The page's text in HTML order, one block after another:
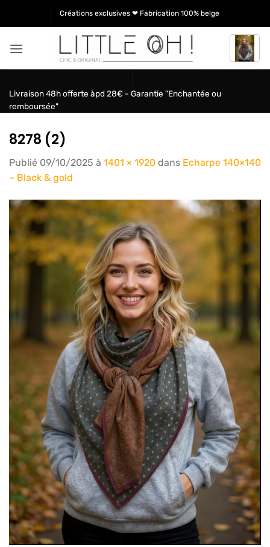
Créations exclusives ❤ Fabrication 100% belge
Livraison 48h offerte àpd 28€ - Garantie "Enchantée ou
remboursée"
8278 (2)
Publié 09/10/2025 à 1401 × 1920 dans Echarpe 140×140
– Black & gold